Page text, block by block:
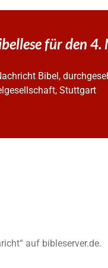
für den
Bibel,
Stuttgart
auf bibleserver.de.